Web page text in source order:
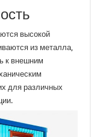
высокой
из металла,
к внешним
для различных